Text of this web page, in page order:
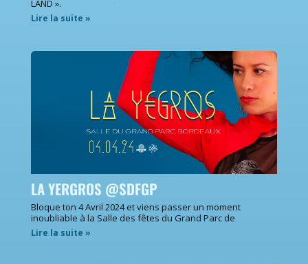
LAND ».
Lire la suite »
LA YERGROS @SDFGP
Bloque ton 4 Avril 2024 et viens passer un moment
inoubliable à la Salle des fêtes du Grand Parc de
Lire la suite »